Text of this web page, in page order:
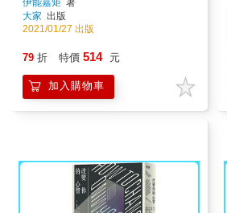
伊能嘉矩 著
大家 出版
2021/01/27 出版
79 折 特價 514 元
加入購物車